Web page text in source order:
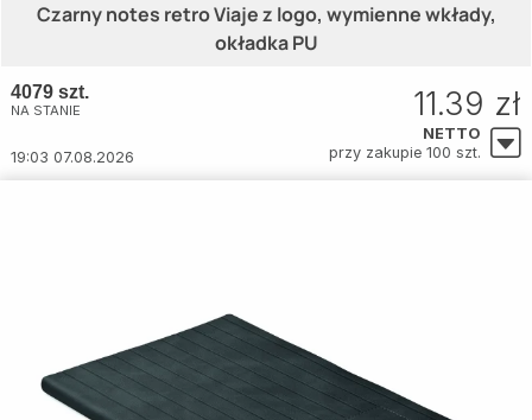
Czarny notes retro Viaje z logo, wymienne wkłady,
okładka PU
4079 szt.
NA STANIE
19:03 07.08.2026
11.39 zł
NETTO
przy zakupie 100 szt.